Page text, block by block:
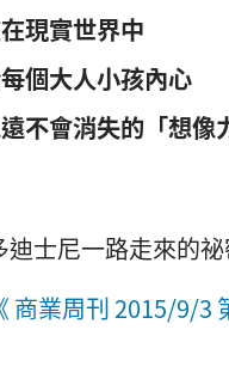
現實世界中
個大人小孩內心
不會消失的「想像
士尼一路走來的祕
商業周刊 2015/9/3